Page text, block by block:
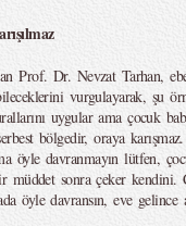
Prof. Dr. Nevzat Tarhan,
vurgulayarak, şu
uygular ama çocuk
bölgedir, oraya
öyle davranmayın lütfen,
müddet sonra çeker kendini.
öyle davransın, eve gelince